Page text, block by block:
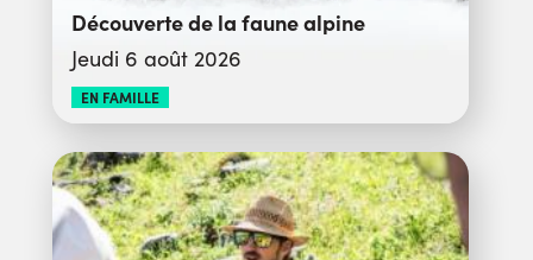
Découverte de la faune alpine
Jeudi 6 août 2026
EN FAMILLE